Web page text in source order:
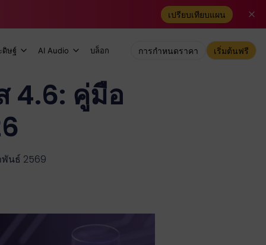
เปรียบเทียบแผน
ดิษฐ์ AI Audio บล็อก การกำหนดราคา เริ่มต้นฟรี
4.6: คู่มือ
นธ์ 2569